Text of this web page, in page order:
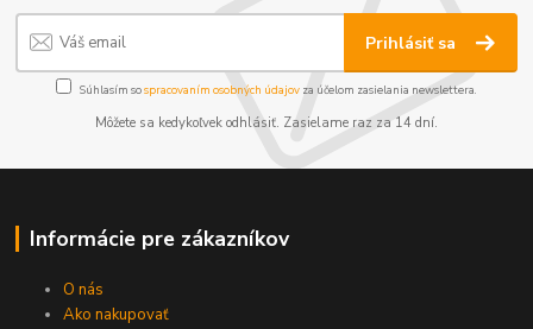
Prihlásiť sa
Súhlasím sospracovaním osobných údajov za účelom zasielania newslettera.
Môžete sa kedykoľvek odhlásiť. Zasielame raz za 14 dní.
Informácie pre zákazníkov
O nás
Ako nakupovať